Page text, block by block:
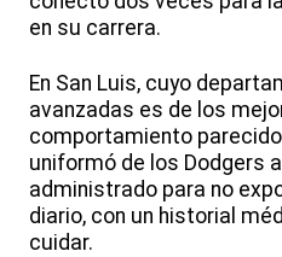
en su carrera.
En San Luis, cuyo
avanzadas es de los
comportamiento
uniformó de los Dodgers
administrado para no
diario, con un historial
cuidar.